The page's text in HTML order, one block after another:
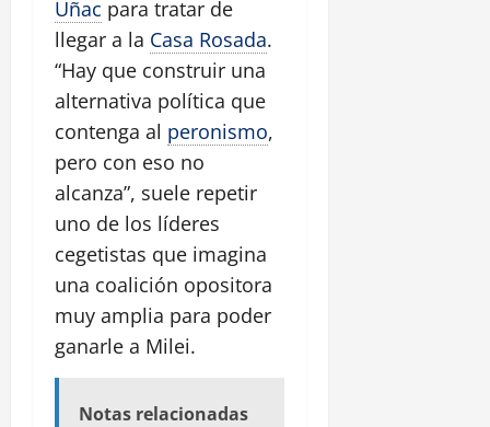
Uñac para tratar de
llegar a la Casa Rosada.
“Hay que construir una
alternativa política que
contenga al peronismo,
pero con eso no
alcanza”, suele repetir
uno de los líderes
cegetistas que imagina
una coalición opositora
muy amplia para poder
ganarle a Milei.
Notas relacionadas